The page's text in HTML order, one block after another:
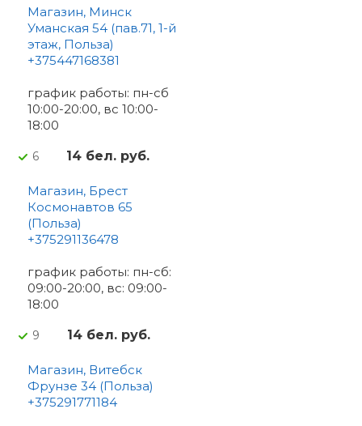
Магазин, Минск
Уманская 54 (пав.71, 1-й
этаж, Польза)
+375447168381
график работы: пн-сб
10:00-20:00, вс 10:00-
18:00
6 14 бел. руб.
Магазин, Брест
Космонавтов 65
(Польза)
+375291136478
график работы: пн-сб:
09:00-20:00, вс: 09:00-
18:00
9 14 бел. руб.
Магазин, Витебск
Фрунзе 34 (Польза)
+375291771184